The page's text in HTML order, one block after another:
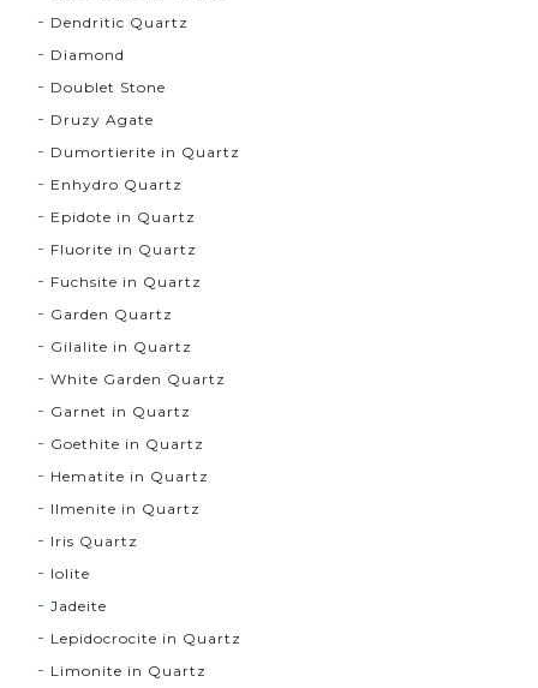
Dendritic Quartz
Diamond
Doublet Stone
Druzy Agate
Dumortierite in Quartz
Enhydro Quartz
Epidote in Quartz
Fluorite in Quartz
Fuchsite in Quartz
Garden Quartz
Gilalite in Quartz
White Garden Quartz
Garnet in Quartz
Goethite in Quartz
Hematite in Quartz
Ilmenite in Quartz
Iris Quartz
Iolite
Jadeite
Lepidocrocite in Quartz
Limonite in Quartz